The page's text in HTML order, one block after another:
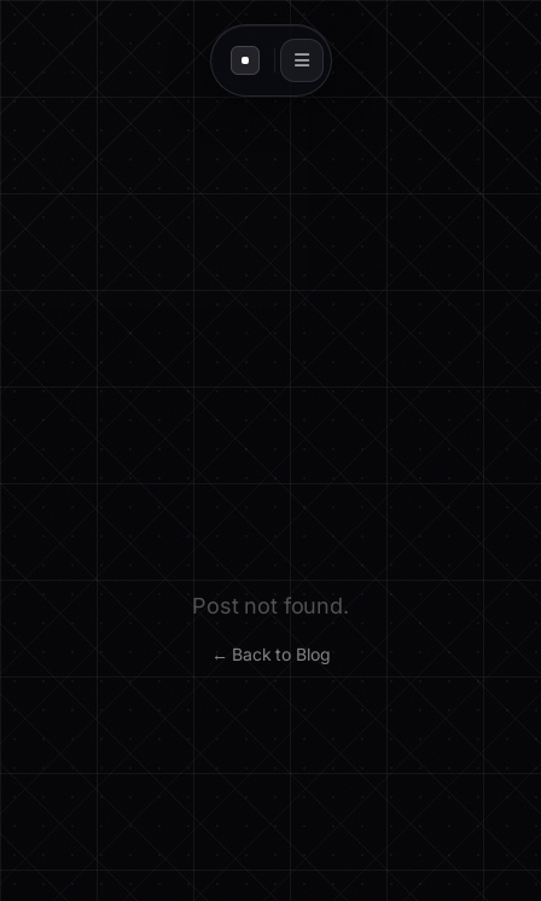
Post not found.
← Back to Blog